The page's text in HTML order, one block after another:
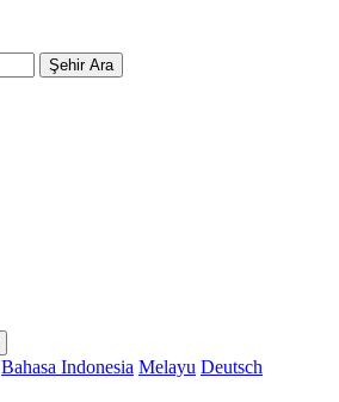
Şehir Ara
Bahasa Indonesia Melayu Deutsch